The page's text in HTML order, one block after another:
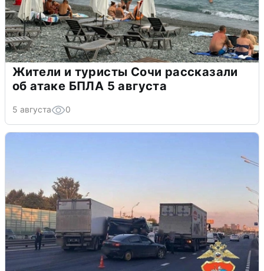
Жители и туристы Сочи рассказали
об атаке БПЛА 5 августа
5 августа 0